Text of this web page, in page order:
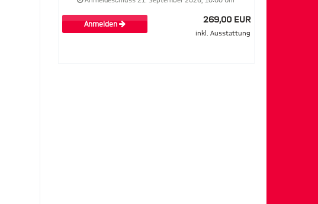
Anmelden 269,00 EUR
inkl. Ausstattung